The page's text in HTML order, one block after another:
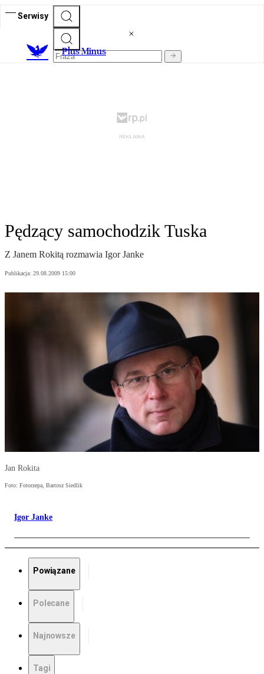
Serwisy
Plus Minus
Pędzący samochodzik Tuska
Z Janem Rokitą rozmawia Igor Janke
Publikacja: 29.08.2009 15:00
Jan Rokita
Foto: Fotorzepa, Bartosz Siedlik
Igor Janke
Powiązane
Polecane
Najnowsze
Tagi